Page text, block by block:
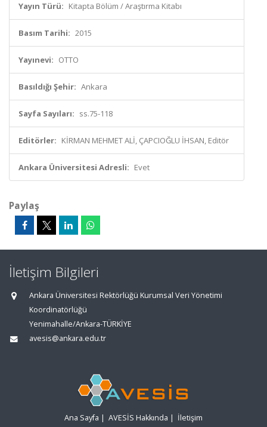
Yayın Türü: Kitapta Bölüm / Araştırma Kitabı
Basım Tarihi: 2015
Yayınevi: OTTO
Basıldığı Şehir: Ankara
Sayfa Sayıları: ss.75-118
Editörler: KİRMAN MEHMET ALİ, ÇAPCIOĞLU İHSAN, Editör
Ankara Üniversitesi Adresli: Evet
Paylaş
İletişim Bilgileri
Ankara Üniversitesi Rektörlüğü Kurumsal Veri Yönetimi
Koordinatörlüğü
Yenimahalle/Ankara-TÜRKİYE
avesis@ankara.edu.tr
Ana Sayfa | AVESİS Hakkında | İletişim